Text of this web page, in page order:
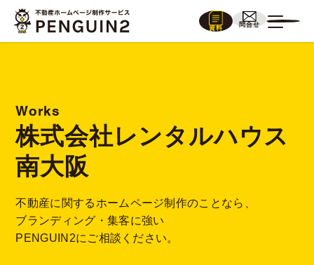
資料
問合せ
Works
株式会社レンタルハウス
南大阪
不動産に関するホームページ制作のことなら、
ブランディング・集客に強い
PENGUIN2にご相談ください。